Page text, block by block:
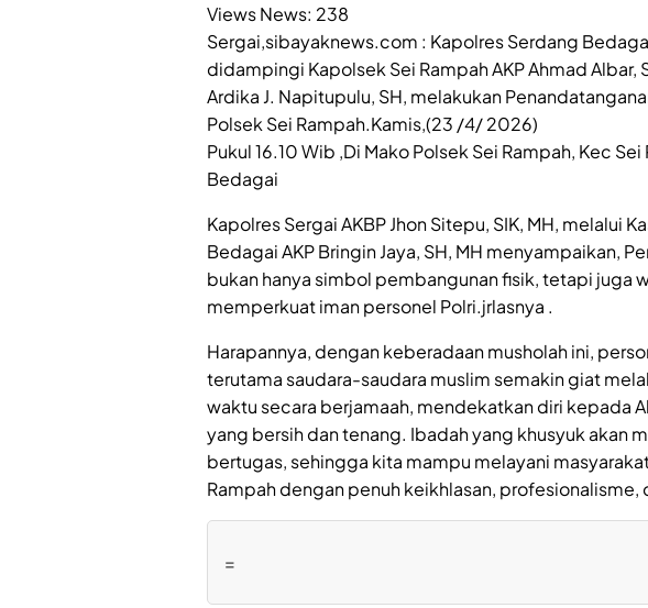
Views News: 238
Sergai,sibayaknews.com : Kapolres Serdang Bedagai
didampingi Kapolsek Sei Rampah AKP Ahmad Albar,
Ardika J. Napitupulu, SH, melakukan
Polsek Sei Rampah.Kamis,(23 /4/ 2026)
Pukul 16.10 Wib ,Di Mako Polsek Sei Rampah, Kec
Bedagai
Kapolres Sergai AKBP Jhon Sitepu, SIK, MH, melalui
Bedagai AKP Bringin Jaya, SH, MH menyampaikan,
bukan hanya simbol pembangunan fisik, tetapi juga
memperkuat iman personel Polri.jrlasnya .
Harapannya, dengan keberadaan musholah ini,
terutama saudara-saudara muslim semakin giat
waktu secara berjamaah, mendekatkan diri kepada
yang bersih dan tenang. Ibadah yang khusyuk akan
bertugas, sehingga kita mampu melayani
Rampah dengan penuh keikhlasan, profesionalisme,
=